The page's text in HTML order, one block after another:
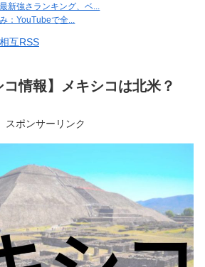
新強さランキング、ベ...
：YouTubeで全...
互RSS
コ情報】メキシコは北米？
スポンサーリンク